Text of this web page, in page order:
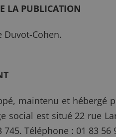
LA PUBLICATION
Duvot-Cohen.
maintenu et hébergé
social est situé 22 rue
745. Téléphone : 01 83 56